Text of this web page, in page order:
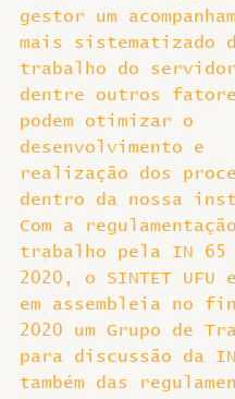
gestor um
mais sistematizado
trabalho do
dentre outros
podem otimizar o
desenvolvimento e
realização dos
dentro da nossa
Com a
trabalho pela IN 65
2020, o SINTET UFU
em assembleia no
2020 um Grupo de
para discussão da
também das